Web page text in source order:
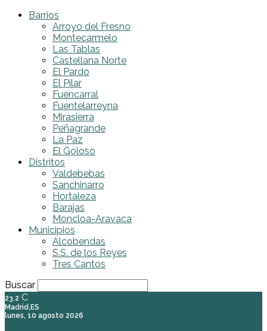
Barrios
Arroyo del Fresno
Montecarmelo
Las Tablas
Castellana Norte
El Pardo
El Pilar
Fuencarral
Fuentelarreyna
Mirasierra
Peñagrande
La Paz
El Goloso
Distritos
Valdebebas
Sanchinarro
Hortaleza
Barajas
Moncloa-Aravaca
Municipios
Alcobendas
S.S. de los Reyes
Tres Cantos
Buscar
23.2 C
Madrid,ES
lunes, 10 agosto 2026